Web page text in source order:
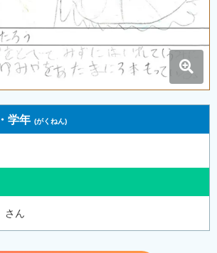
・学年
さん